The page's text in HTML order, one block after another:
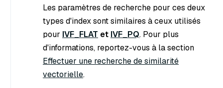
Les paramètres de recherche pour ces deux
types d'index sont similaires à ceux utilisés
pour IVF_FLAT et IVF_PQ. Pour plus
d'informations, reportez-vous à la section
Effectuer une recherche de similarité
vectorielle.